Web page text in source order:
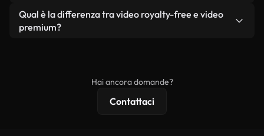
filigrane. Avrai a disposizione filmati puliti e pronti
all'uso.
Sì. Siete liberi di tagliare, ritagliare o remixare i
nostri video. Assicuratevi solo che il prodotto
Qual è la differenza tra video royalty-free e video
premium?
Hai ancora domande?
Contattaci